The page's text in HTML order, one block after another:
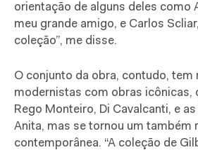
orientação de alguns deles como
meu grande amigo, e Carlos
coleção”, me disse.
O conjunto da obra, contudo, tem
modernistas com obras icônicas,
Rego Monteiro, Di Cavalcanti, e
Anita, mas se tornou um também
contemporânea. “A coleção de